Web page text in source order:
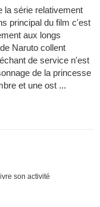
la série relativement
principal du film c'est
aux longs
Naruto collent
de service n'est
de la princesse
et une ost ...
son activité